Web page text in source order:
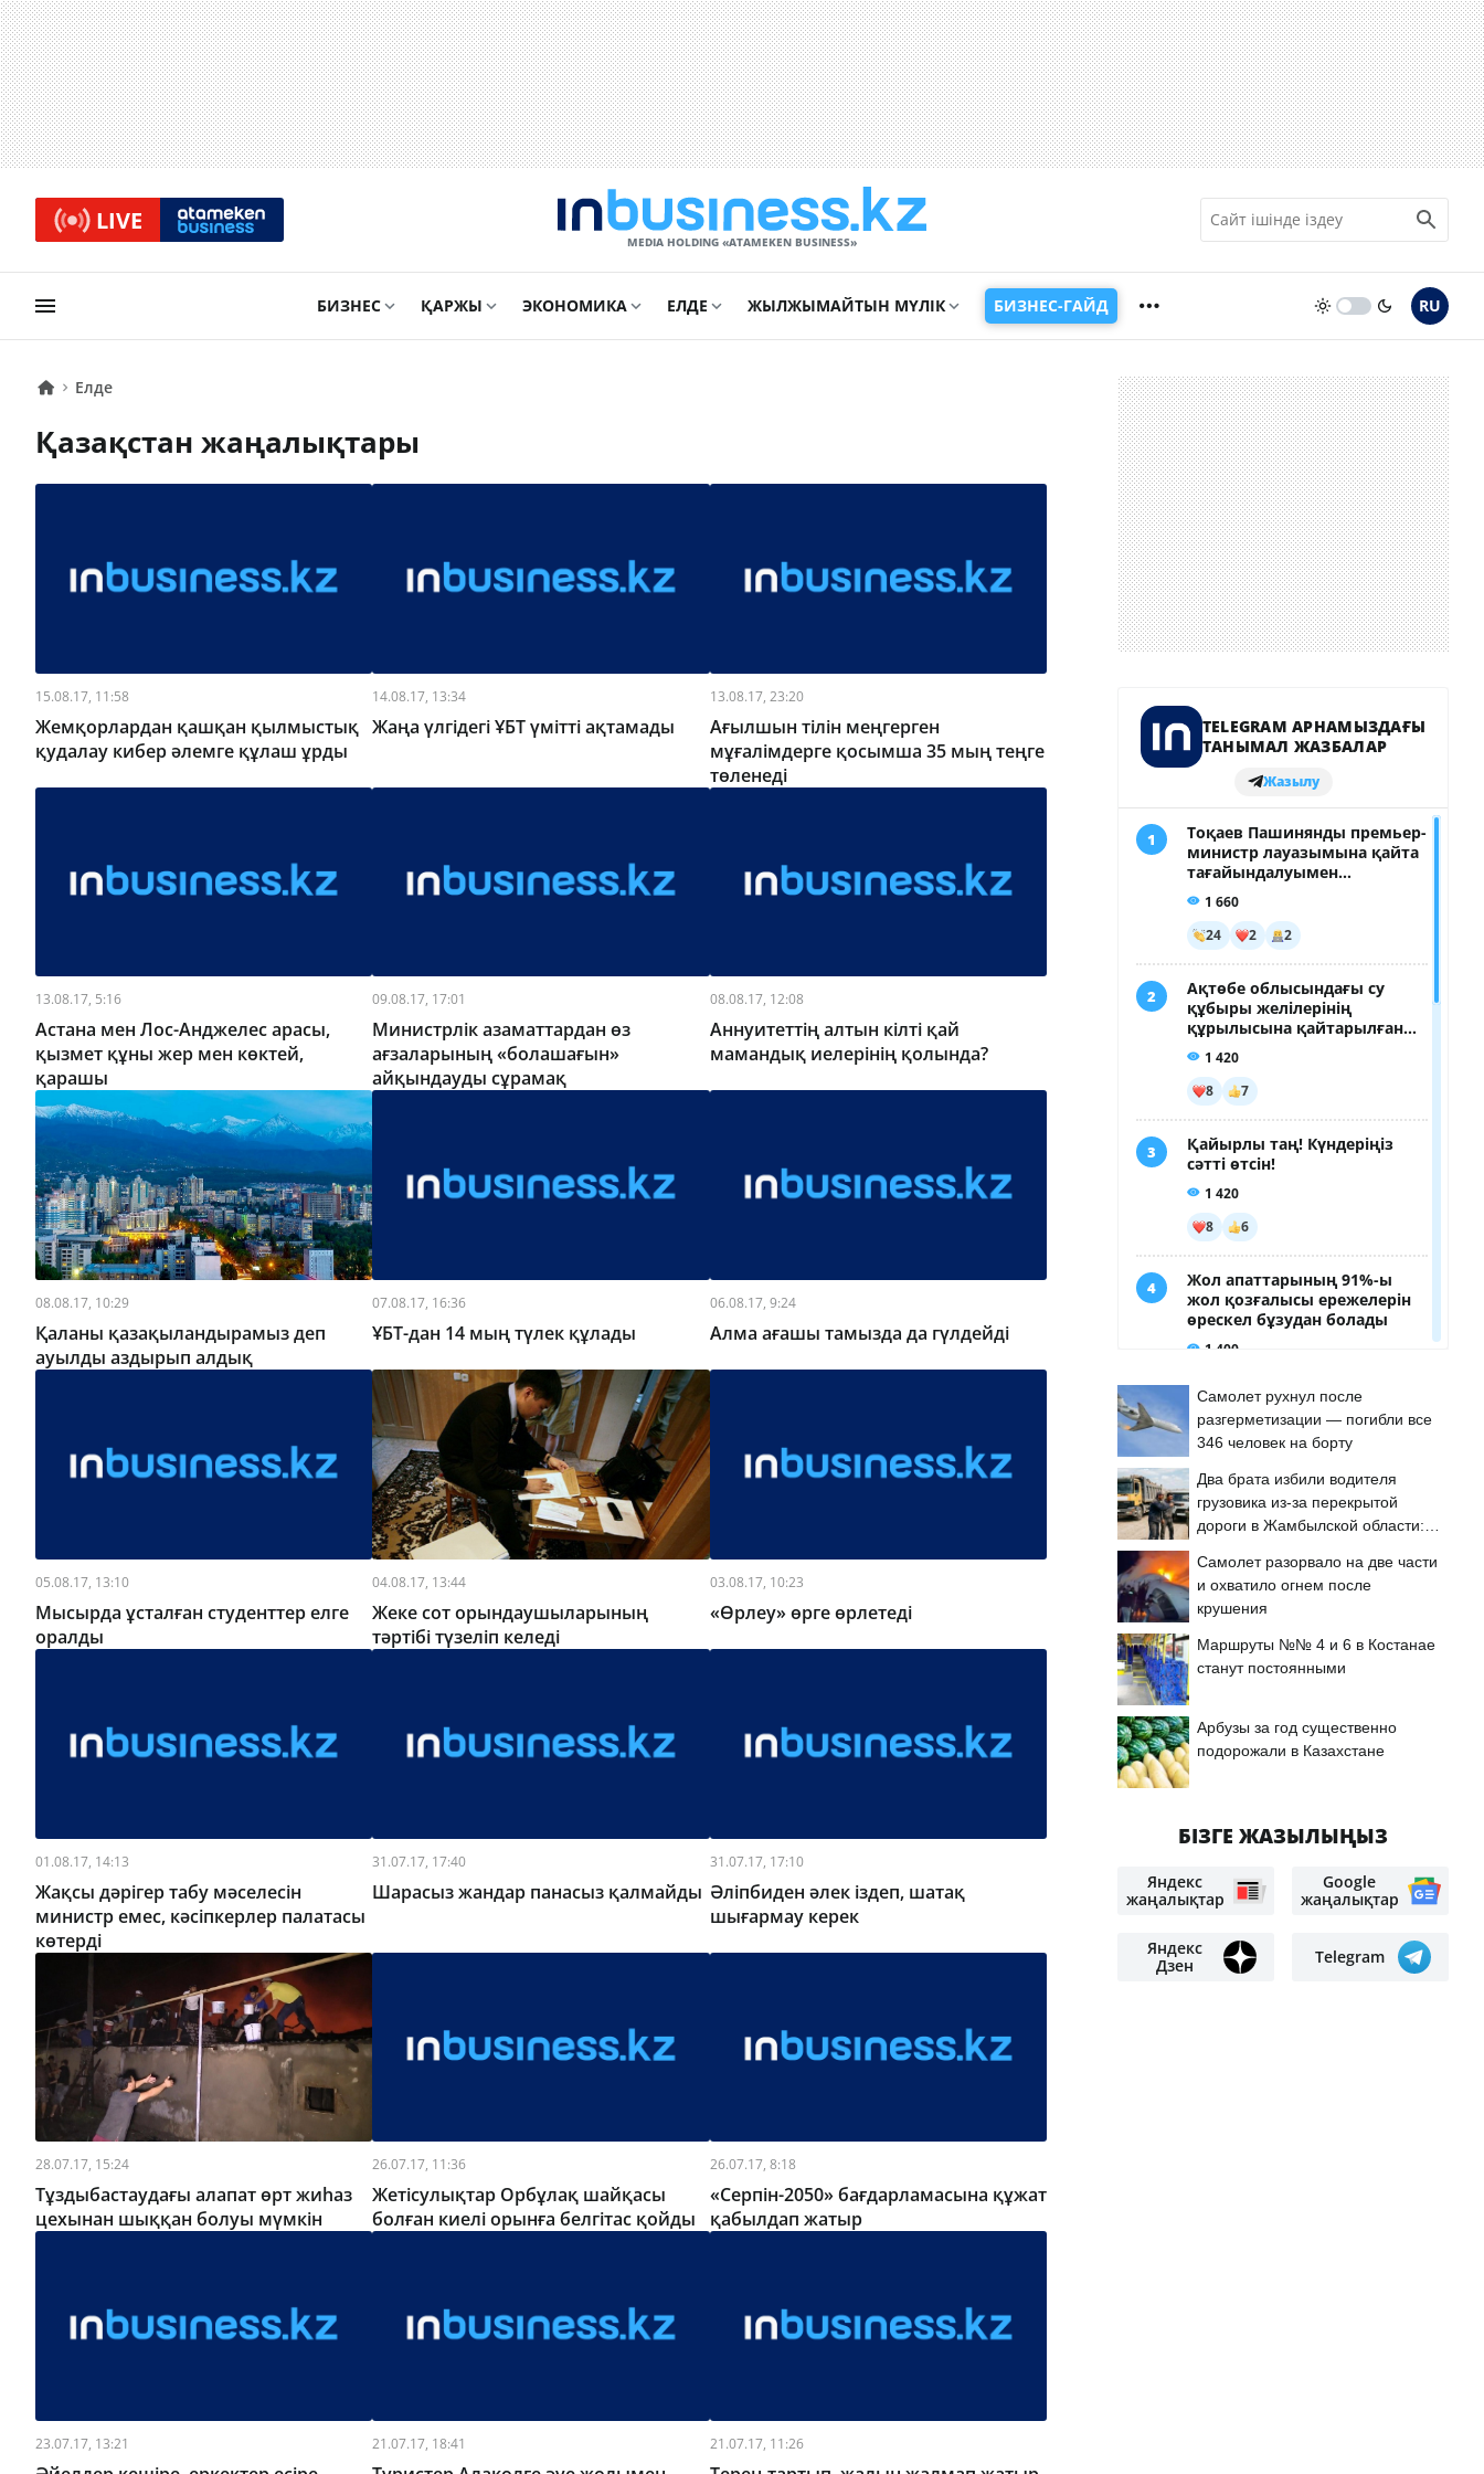
LIVE
MEDIA HOLDING «ATAMEKЕN BUSINESS»
БИЗНЕС ҚАРЖЫ ЭКОНОМИКА ЕЛДЕ ЖЫЛЖЫМАЙТЫН МҮЛІК БИЗНЕС-ГАЙД RU
Елде
Қазақстан жаңалықтары
15.08.17, 11:58
Жемқорлардан қашқан қылмыстық
қудалау кибер әлемге құлаш ұрды
14.08.17, 13:34
Жаңа үлгідегі ҰБТ үмітті ақтамады
13.08.17, 23:20
Ағылшын тілін меңгерген
мұғалімдерге қосымша 35 мың теңге
төленеді
13.08.17, 5:16
Астана мен Лос-Анджелес арасы,
қызмет құны жер мен көктей,
қарашы
09.08.17, 17:01
Министрлік азаматтардан өз
ағзаларының «болашағын»
айқындауды сұрамақ
08.08.17, 12:08
Аннуитеттің алтын кілті қай
мамандық иелерінің қолында?
08.08.17, 10:29
Қаланы қазақыландырамыз деп
ауылды аздырып алдық
07.08.17, 16:36
ҰБТ-дан 14 мың түлек құлады
06.08.17, 9:24
Алма ағашы тамызда да гүлдейді
05.08.17, 13:10
Мысырда ұсталған студенттер елге
оралды
04.08.17, 13:44
Жеке сот орындаушыларының
тәртібі түзеліп келеді
03.08.17, 10:23
«Өрлеу» өрге өрлетеді
01.08.17, 14:13
Жақсы дәрігер табу мәселесін
министр емес, кәсіпкерлер палатасы
көтерді
31.07.17, 17:40
Шарасыз жандар панасыз қалмайды
31.07.17, 17:10
Әліпбиден әлек іздеп, шатақ
шығармау керек
28.07.17, 15:24
Тұздыбастаудағы алапат өрт жиһаз
цехынан шыққан болуы мүмкін
26.07.17, 11:36
Жетісулықтар Орбұлақ шайқасы
болған киелі орынға белгітас қойды
26.07.17, 8:18
«Серпін-2050» бағдарламасына құжат
қабылдап жатыр
23.07.17, 13:21 21.07.17, 18:41 21.07.17, 11:26
Самолет рухнул после
разгерметизации — погибли все
346 человек на борту
Два брата избили водителя
грузовика из-за перекрытой
дороги в Жамбылской области:
Самолет разорвало на две части
и охватило огнем после
крушения
Маршруты №№ 4 и 6 в Костанае
станут постоянными
Арбузы за год существенно
подорожали в Казахстане
БІЗГЕ ЖАЗЫЛЫҢЫЗ
Яндекс
жаңалықтар
Google
жаңалықтар
Яндекс
Дзен
Telegram